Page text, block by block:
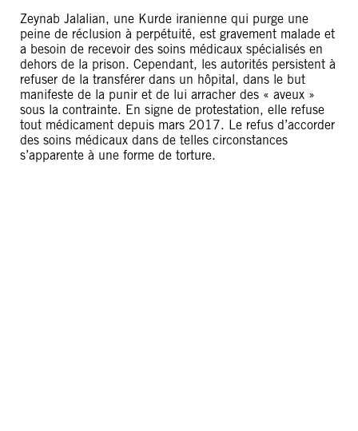
Zeynab Jalalian, une Kurde iranienne qui purge une
peine de réclusion à perpétuité, est gravement malade et
a besoin de recevoir des soins médicaux spécialisés en
dehors de la prison. Cependant, les autorités persistent à
refuser de la transférer dans un hôpital, dans le but
manifeste de la punir et de lui arracher des « aveux »
sous la contrainte. En signe de protestation, elle refuse
tout médicament depuis mars 2017. Le refus d’accorder
des soins médicaux dans de telles circonstances
s’apparente à une forme de torture.